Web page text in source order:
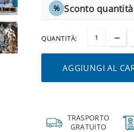
% Sconto
QUANTITÀ:
AGGIUNGI AL
TRASPORTO
GRATUITO